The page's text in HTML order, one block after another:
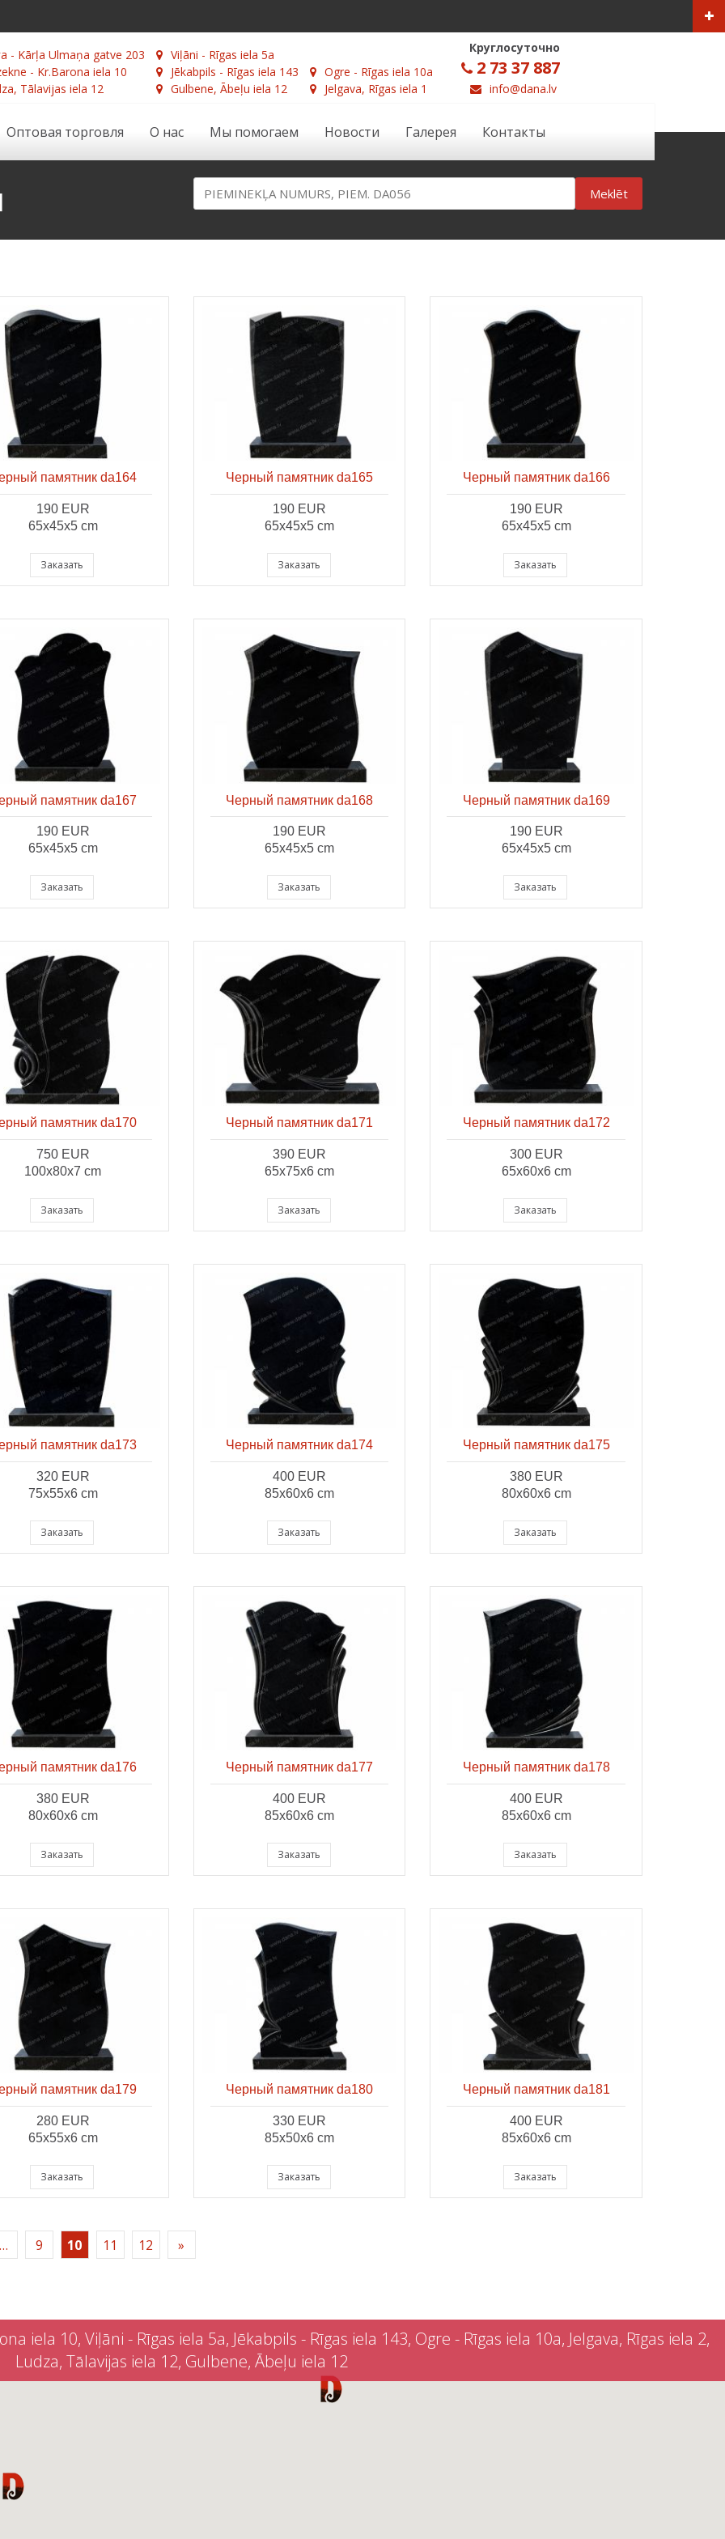
- Kārļa Ulmaņa gatve 203
- Kr.Barona iela 10
Tālavijas iela 12
Viļāni - Rīgas iela 5a
Jēkabpils - Rīgas iela 143
Gulbene, Ābeļu iela 12
Ogre - Rīgas iela 10a
Jelgava, Rīgas iela 1
Круглосуточно
2 73 37 887
info@dana.lv
Оптовая торговля О нас Мы помогаем Новости Галерея Контакты
Meklēt
памятник da164
190 EUR
65x45x5 cm
Заказать
Черный памятник da165
190 EUR
65x45x5 cm
Заказать
Черный памятник da166
190 EUR
65x45x5 cm
Заказать
памятник da167
190 EUR
65x45x5 cm
Заказать
Черный памятник da168
190 EUR
65x45x5 cm
Заказать
Черный памятник da169
190 EUR
65x45x5 cm
Заказать
памятник da170
750 EUR
100x80x7 cm
Заказать
Черный памятник da171
390 EUR
65x75x6 cm
Заказать
Черный памятник da172
300 EUR
65x60x6 cm
Заказать
памятник da173
320 EUR
75x55x6 cm
Заказать
Черный памятник da174
400 EUR
85x60x6 cm
Заказать
Черный памятник da175
380 EUR
80x60x6 cm
Заказать
памятник da176
380 EUR
80x60x6 cm
Заказать
Черный памятник da177
400 EUR
85x60x6 cm
Заказать
Черный памятник da178
400 EUR
85x60x6 cm
Заказать
памятник da179
280 EUR
65x55x6 cm
Заказать
Черный памятник da180
330 EUR
85x50x6 cm
Заказать
Черный памятник da181
400 EUR
85x60x6 cm
Заказать
9 10 11 12 »
iela 10, Viļāni - Rīgas iela 5a, Jēkabpils - Rīgas iela 143, Ogre - Rīgas iela 10a, Jelgava, Rīgas iela 2,
Ludza, Tālavijas iela 12, Gulbene, Ābeļu iela 12